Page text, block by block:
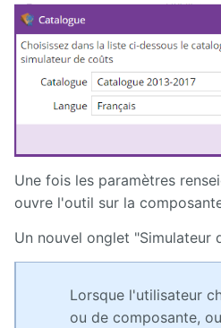
Une fois les paramètres
ouvre l'outil sur la
Un nouvel onglet "Simulateur
Lorsque l'utilisateur
ou de composante,